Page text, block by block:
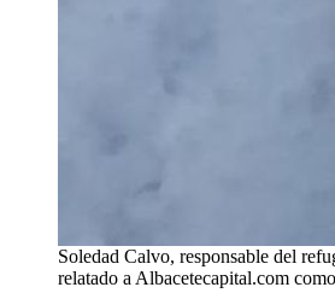
Soledad Calvo, responsable del
relatado a Albacetecapital.com